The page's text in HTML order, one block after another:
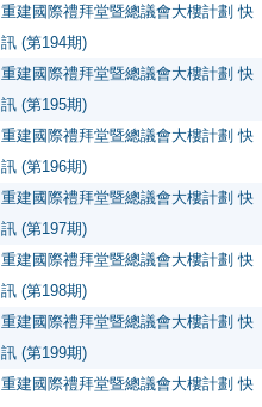
重建國際禮拜堂暨總議會大樓計劃 快
訊 (第194期)
重建國際禮拜堂暨總議會大樓計劃 快
訊 (第195期)
重建國際禮拜堂暨總議會大樓計劃 快
訊 (第196期)
重建國際禮拜堂暨總議會大樓計劃 快
訊 (第197期)
重建國際禮拜堂暨總議會大樓計劃 快
訊 (第198期)
重建國際禮拜堂暨總議會大樓計劃 快
訊 (第199期)
重建國際禮拜堂暨總議會大樓計劃 快